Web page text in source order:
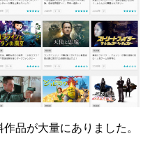
品が大量にありました。